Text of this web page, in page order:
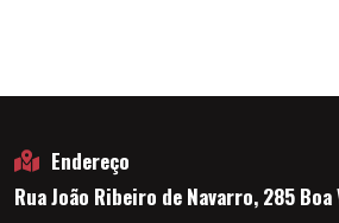
Endereço
Rua João Ribeiro de Navarro, 285